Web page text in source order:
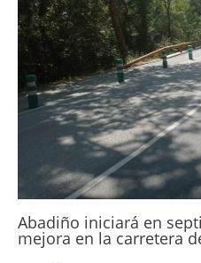
Abadiño iniciará en
mejora en la carretera